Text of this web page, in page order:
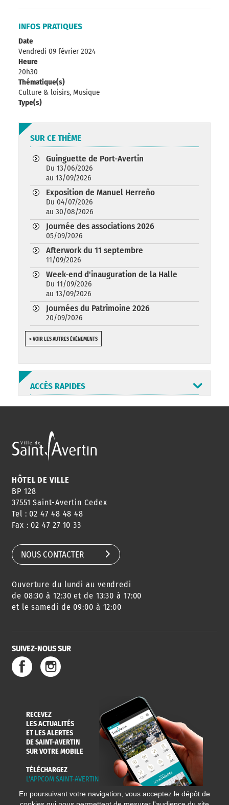
INFOS PRATIQUES
Date
Vendredi 09 février 2024
Heure
20h30
Thématique(s)
Culture & loisirs, Musique
Type(s)
SUR CE THÈME
Guinguette de Port-Avertin
Du 13/06/2026
au 13/09/2026
Exposition de Manuel Herreño
Du 04/07/2026
au 30/08/2026
Journée des associations 2026
05/09/2026
Afterwork du 11 septembre
11/09/2026
Week-end d'inauguration de la Halle
Du 11/09/2026
au 13/09/2026
Journées du Patrimoine 2026
20/09/2026
> VOIR LES AUTRES ÉVÉNEMENTS
ACCÈS RAPIDES
ANNUAIRE
HORAIRES
CONSEILS
DE QUARTIER
AGENDA
DES SORTIES
URBANISME
SERVICE
DE L'EAU
HÔTEL DE VILLE
BP 128
37551 Saint-Avertin Cedex
Tel : 02 47 48 48 48
Fax : 02 47 27 10 33
NOUS CONTACTER
Ouverture du lundi au vendredi
de 08:30 à 12:30 et de 13:30 à 17:00
et le samedi de 09:00 à 12:00
SUIVEZ-NOUS SUR
RECEVEZ
LES ACTUALITÉS
ET LES ALERTES
DE SAINT-AVERTIN
SUR VOTRE MOBILE
TÉLÉCHARGEZ
L'APPCOM SAINT-AVERTIN
En poursuivant votre navigation, vous acceptez le dépôt de